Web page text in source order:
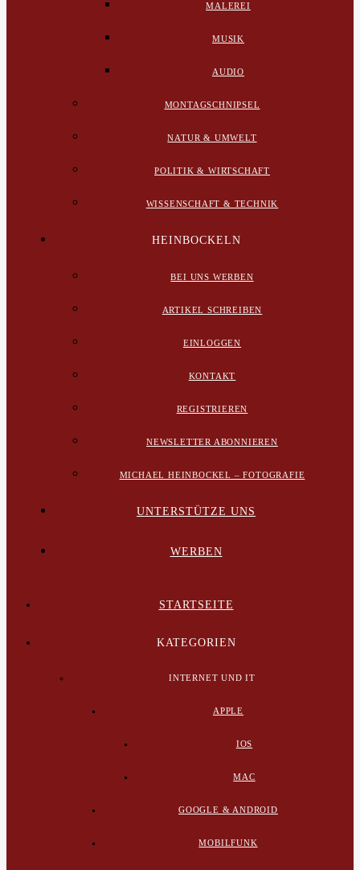
MALEREI
MUSIK
AUDIO
MONTAGSCHNIPSEL
NATUR & UMWELT
POLITIK & WIRTSCHAFT
WISSENSCHAFT & TECHNIK
HEINBOCKELN
BEI UNS WERBEN
ARTIKEL SCHREIBEN
EINLOGGEN
KONTAKT
REGISTRIEREN
NEWSLETTER ABONNIEREN
MICHAEL HEINBOCKEL – FOTOGRAFIE
UNTERSTÜTZE UNS
WERBEN
STARTSEITE
KATEGORIEN
INTERNET UND IT
APPLE
IOS
MAC
GOOGLE & ANDROID
MOBILFUNK